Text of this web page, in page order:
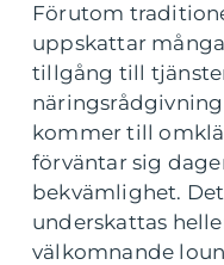
Förutom
uppskattar
tillgång till
kommer till
förväntar sig
bekvämlighet.
underskattas
välkomnande